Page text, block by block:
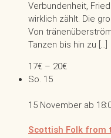
Verbundenheit,
wirklich zählt. Die
Von
Tanzen bis hin zu […]
17€ – 20€
So. 15
15 November ab
Scottish Folk from